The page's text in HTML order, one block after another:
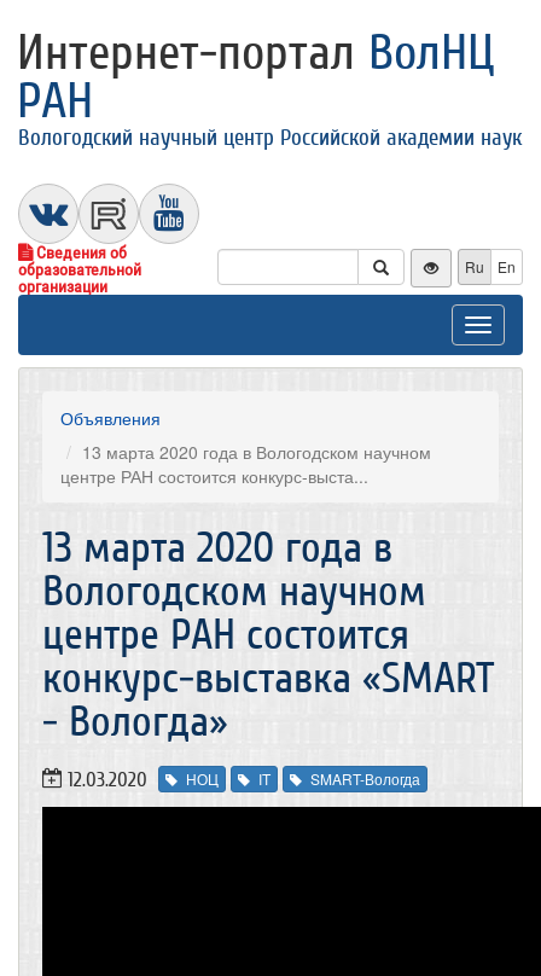
Интернет-портал ВолНЦ
РАН
Вологодский научный центр Российской академии наук
Сведения об
образовательной
организации
Ru En
Toggle
Объявления
13 марта 2020 года в Вологодском научном
центре РАН состоится конкурс-выста...
13 марта 2020 года в
Вологодском научном
центре РАН состоится
конкурс-выставка «SMART
- Вологда»
12.03.2020 НОЦ IT SMART-Вологда